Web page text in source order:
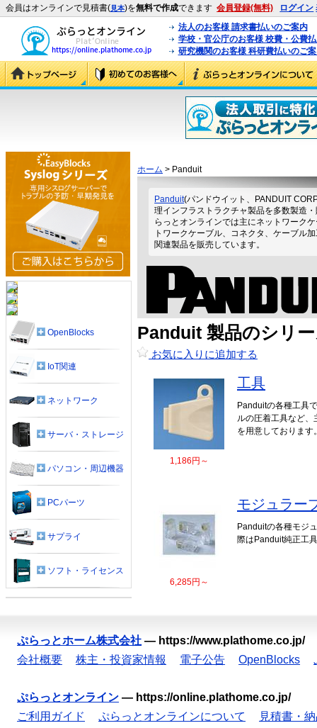
会員はオンラインで見積書(見本)を無料で作成できます 会員登録(無料) ログイン
法人のお客様 請求書払いのご案内
学校・官公庁のお客様 校費・公費
研究機関のお客様 科研費払いのご
ホーム > Panduit
Panduit(パンドウイット、PANDUIT
理インフラストラクチャ製品を多数製造
らっとオンラインでは主にネットワーク
トワークケーブル、コネクタ、ケーブル
関連製品を販売しています。
Panduit 製品のシリ
お気に入りに追加する
1,186円～
工具
Panduitの各種工具
ルの圧着工具など
を用意しております
6,285円～
モジュラー
Panduitの各種モジ
際はPanduit純正工
OpenBlocks
IoT関連
ネットワーク
サーバ・ストレージ
パソコン・周辺機器
PCパーツ
サプライ
ソフト・ライセンス
ぷらっとホーム株式会社 — https://www.plathome.co.jp/
会社概要
株主・投資家情報 電子公告 OpenBlocks
ぷらっとオンライン — https://online.plathome.co.jp/
ご利用ガイド
ぷらっとオンラインについて
見積書・